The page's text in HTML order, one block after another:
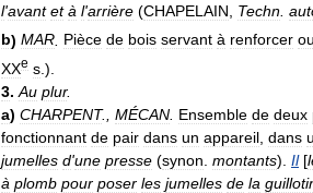
l'avant et à l'arrière (CHAPELAIN Techn
b) MAR Pièce de bois servant à renforcer ou
XXe s .).
3. Au plur.
a) CHARPENT., MÉCAN Ensemble de deux
fonctionnant de pair dans un appareil dans
jumelles d'une presse (synon montants). Il [
à plomb pour poser les jumelles de la